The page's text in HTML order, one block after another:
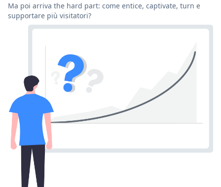
Ma poi arriva the hard part: come entice, captivate, turn e
supportare più visitatori?